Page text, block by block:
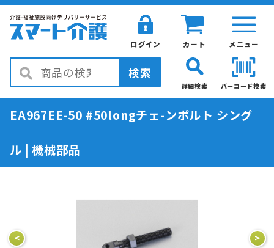
メニュー
カート
ログイン
検索
バーコード検索
詳細検索
EA967EE-50 #50longチェ-ンボルト シング
ル | 機械部品
< >